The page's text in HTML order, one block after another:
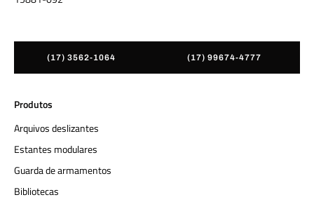
(17) 3562-1064 (17) 99674-4777
Produtos
Arquivos deslizantes
Estantes modulares
Guarda de armamentos
Bibliotecas